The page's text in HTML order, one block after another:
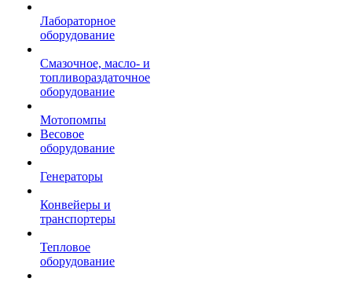
Лабораторное
оборудование
Смазочное, масло- и
топливораздаточное
оборудование
Мотопомпы
Весовое
оборудование
Генераторы
Конвейеры и
транспортеры
Тепловое
оборудование